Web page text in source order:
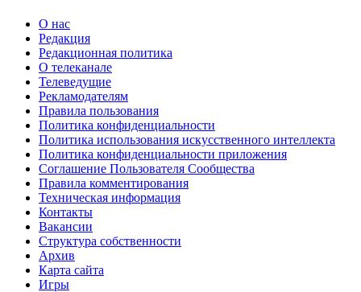
О нас
Редакция
Редакционная политика
О телеканале
Телеведущие
Рекламодателям
Правила пользования
Политика конфиденциальности
Политика использования искусственного интеллекта
Политика конфиденциальности приложения
Соглашение Пользователя Сообщества
Правила комментирования
Техническая информация
Контакты
Вакансии
Структура собственности
Архив
Карта сайта
Игры